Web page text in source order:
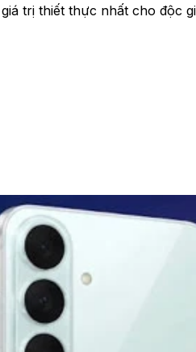
trị thiết thực nhất cho độc